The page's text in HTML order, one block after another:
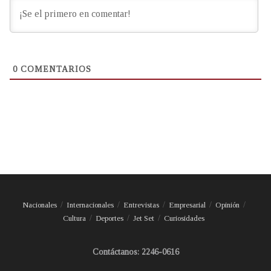
0 COMENTARIOS
Nacionales Internacionales Entrevistas Empresarial
Opinión
Cultura
Deportes Jet Set Curiosidades
Contáctanos: 2246-0616